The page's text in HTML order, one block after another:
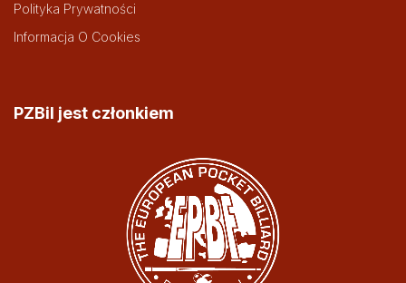
Polityka Prywatności
Informacja O Cookies
PZBil jest członkiem